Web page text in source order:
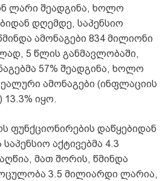
ლარი შეადგინა, ხოლო
დღემდე, საპენსიო
ამონაგები 834 მილიონი
5 წლის განმავლობაში,
57% შეადგინა, ხოლო
ამონაგები (ინფლაციის
იყო.
ფუნქციონირების დაწყებიდან
აქტივებმა 4.3
მათ შორის, წმინდა
3.5 მილიარდი ლარია,